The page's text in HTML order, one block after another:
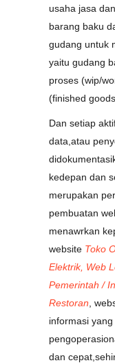
usaha jasa
barang baku
gudang untuk
yaitu gudang
proses (wip/
(finished
Dan setiap
data,atau
kedepan dan
merupakan
pembuatan
menawrkan
website Toko
Elektrik, Web
Pemerintah /
Restoran ,
informasi
dan